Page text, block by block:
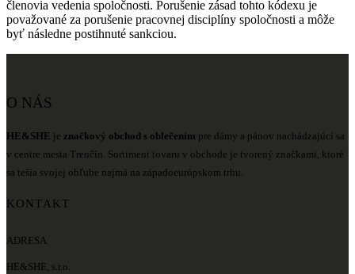
členovia vedenia spoločnosti. Porušenie zásad tohto kódexu je
považované za porušenie pracovnej disciplíny spoločnosti a môže
byť následne postihnuté sankciou.
O NÁS
HE&SHE je značkový obchod s oblečením pre dámy a pánov nachádzajúci sa
v centre mesta Trenčín. Sortiment tovaru v obchode je tvorený značkami, ktoré
sa tešia svojej obľube najmä na západoeurópskom trhu.
KONTAKT
ADRESA
HE&SHE, s.r.o.